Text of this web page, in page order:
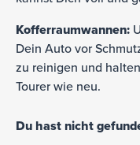
Kofferraumwannen:
Dein Auto vor
zu reinigen und
Tourer wie neu.
Du hast nicht